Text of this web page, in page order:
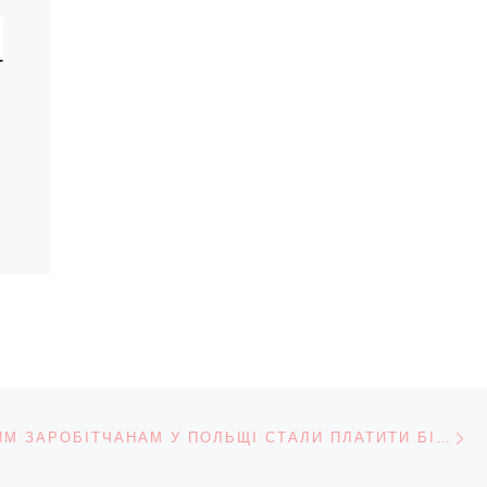
ЗАПИСІВ УКРАЇНСЬКИМ ЗАРОБІТЧАНАМ У ПОЛЬЩІ СТАЛИ ПЛАТИТИ БІЛЬШЕ